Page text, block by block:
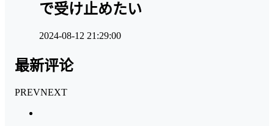
で受け止めたい
2024-08-12 21:29:00
最新评论
PREVNEXT